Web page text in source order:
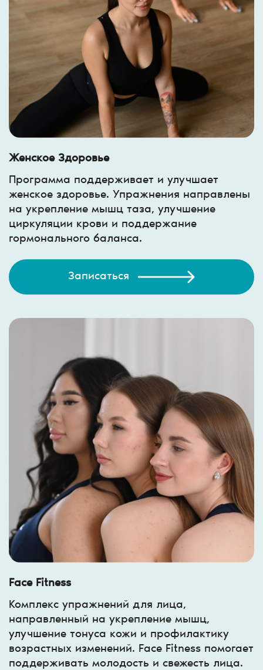
Женское Здоровье
Программа поддерживает и улучшает
женское здоровье. Упражнения направлены
на укрепление мышц таза, улучшение
циркуляции крови и поддержание
гормонального баланса.
Записаться
Face Fitness
Комплекс упражнений для лица,
направленный на укрепление мышц,
улучшение тонуса кожи и профилактику
возрастных изменений. Face Fitness помогает
поддерживать молодость и свежесть лица.